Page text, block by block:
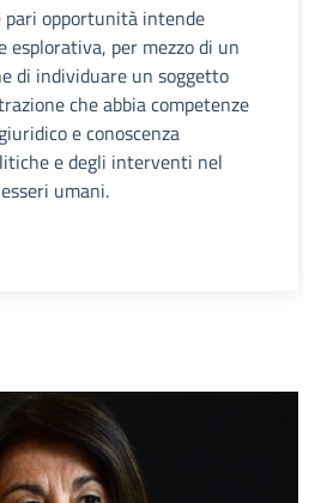
opportunità intende
esplorativa, per mezzo di un
di individuare un soggetto
che abbia competenze
e conoscenza
e degli interventi nel
umani.